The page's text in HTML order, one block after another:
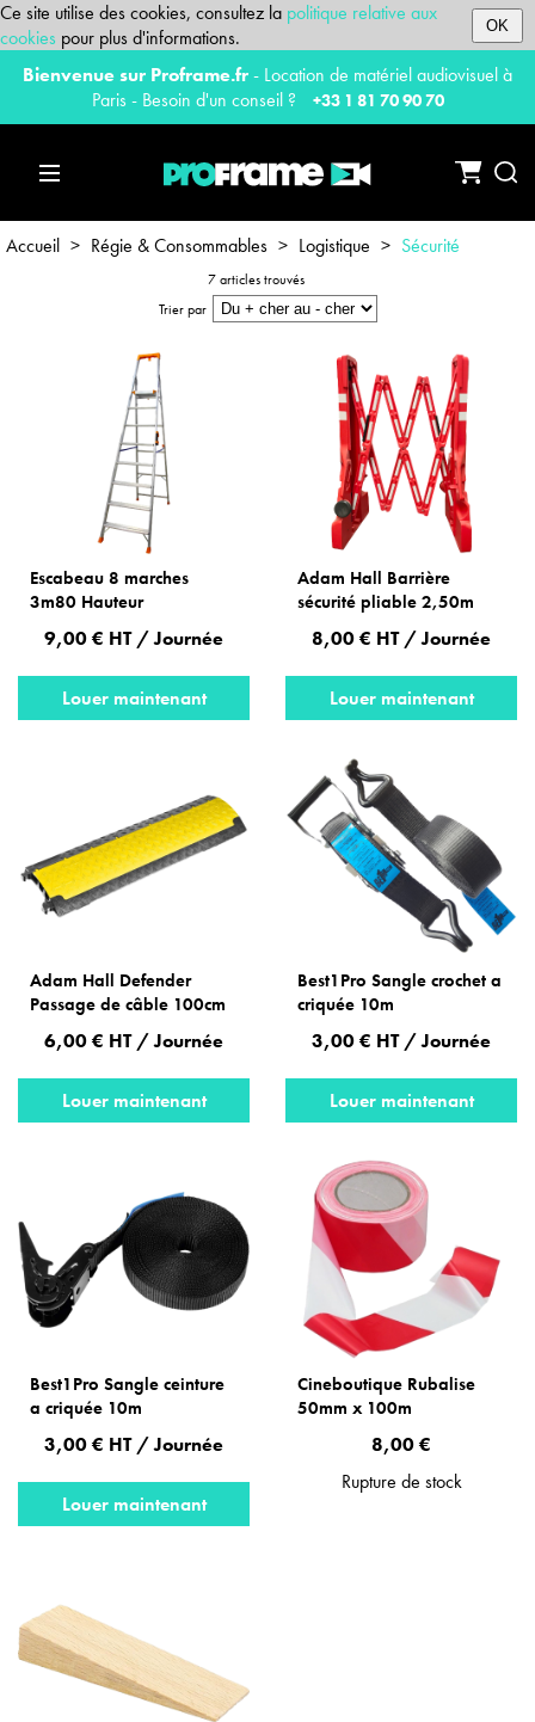
Ce site utilise des cookies, consultez la politique relative aux
cookies pour plus d'informations. OK
Bienvenue sur Proframe.fr- Location de matériel audiovisuel à
Paris - Besoin d'un conseil ?
+33 1 81 70 90 70
Accueil > Régie & Consommables > Logistique > Sécurité
7 articles trouvés
Trier par
Escabeau 8 marches
3m80 Hauteur
9,00 € HT / Journée
Louer maintenant
Adam Hall Barrière
sécurité pliable 2,50m
8,00 € HT / Journée
Louer maintenant
Adam Hall Defender
Passage de câble 100cm
6,00 € HT / Journée
Louer maintenant
Best1Pro Sangle crochet a
criquée 10m
3,00 € HT / Journée
Louer maintenant
Best1Pro Sangle ceinture
a criquée 10m
3,00 € HT / Journée
Louer maintenant
Cineboutique Rubalise
50mm x 100m
8,00 €
Rupture de stock